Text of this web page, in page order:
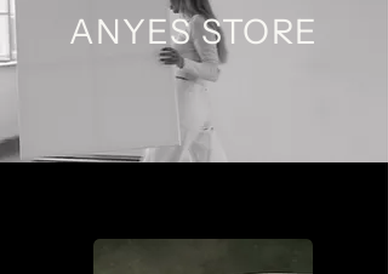
ANYES STORE